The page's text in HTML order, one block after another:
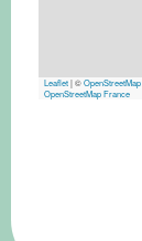
Leaflet|©OpenStreetMap
OpenStreetMap France